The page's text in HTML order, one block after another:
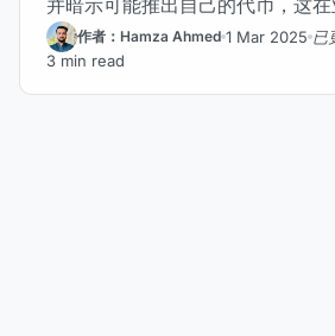
并暗示可能推出自己的代币，这在
作者：Hamza Ahmed 1 Mar 2025 已
3 min read